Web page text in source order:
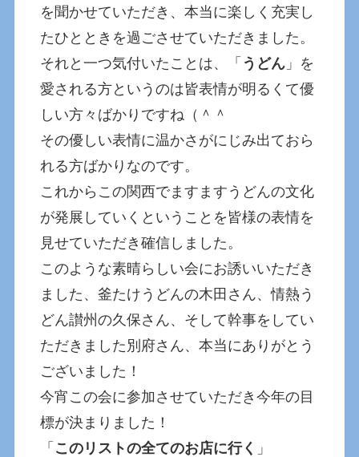
を聞かせていただき、本当に楽しく充実し
たひとときを過ごさせていただきました。
それと一つ気付いたことは、「 うどん 」を
愛される方というのは皆表情が明るくて優
しい方々ばかりですね（＾＾
その優しい表情に温かさがにじみ出ておら
れる方ばかりなのです。
これからこの関西でますますうどんの文化
が発展していくということを皆様の表情を
見せていただき確信しました。
このような素晴らしい会にお誘いいただき
ました、釜たけうどんの木田さん、情熱う
どん讃州の久保さん、そして幹事をしてい
ただきました別府さん、本当にありがとう
ございました！
今宵この会に参加させていただき今年の目
標が決まりました！
「 このリストの全てのお店に行く 」